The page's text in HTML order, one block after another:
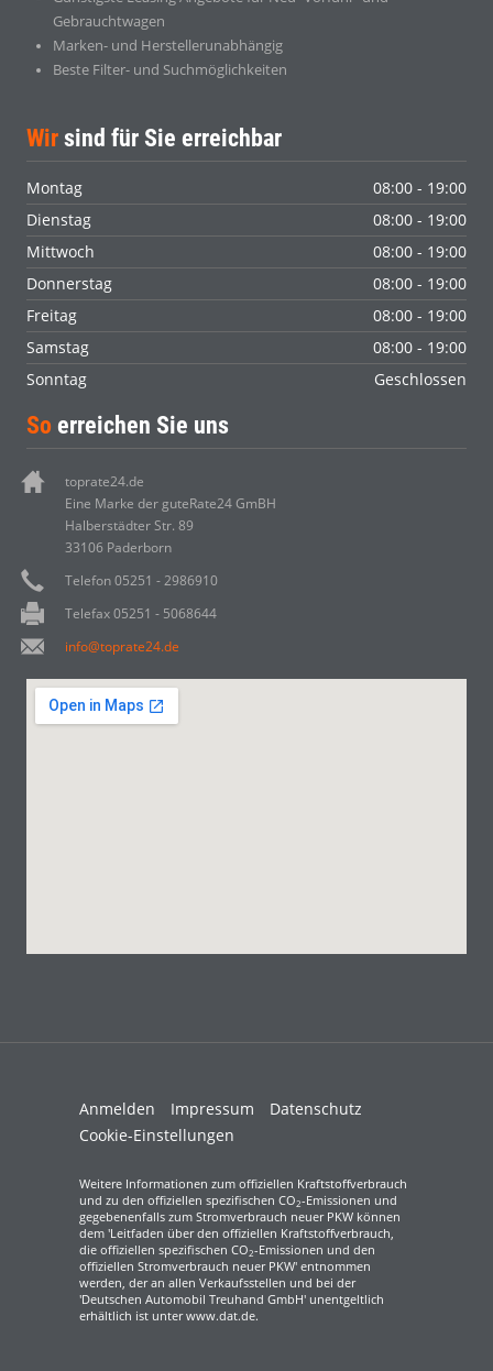
Gebrauchtwagen
Marken- und Herstellerunabhängig
Beste Filter- und Suchmöglichkeiten
Wir sind für Sie erreichbar
Montag
08:00 - 19:00
Dienstag
08:00 - 19:00
Mittwoch
08:00 - 19:00
Donnerstag
08:00 - 19:00
Freitag
08:00 - 19:00
Samstag
08:00 - 19:00
Sonntag
Geschlossen
So erreichen Sie uns
toprate24.de
Eine Marke der guteRate24 GmBH
Halberstädter Str. 89
33106 Paderborn
Telefon 05251 - 2986910
Telefax 05251 - 5068644
info@toprate24.de
Anmelden Impressum
Datenschutz
Cookie-Einstellungen
Weitere Informationen zum offiziellen Kraftstoffverbrauch
und zu den offiziellen spezifischen CO2-Emissionen und
gegebenenfalls zum Stromverbrauch neuer PKW können
dem 'Leitfaden über den offiziellen Kraftstoffverbrauch,
die offiziellen spezifischen CO2-Emissionen und den
offiziellen Stromverbrauch neuer PKW' entnommen
werden, der an allen Verkaufsstellen und bei der
'Deutschen Automobil Treuhand GmbH' unentgeltlich
erhältlich ist unter www.dat.de.